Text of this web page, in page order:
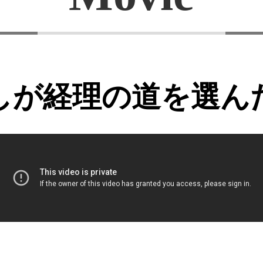
が経理の道を選ん